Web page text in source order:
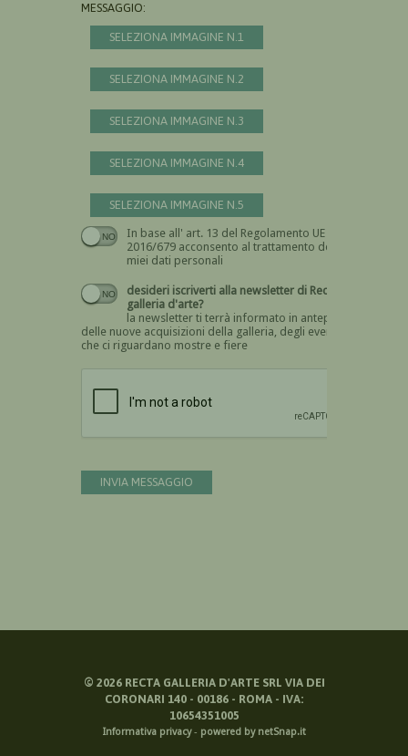
MESSAGGIO:
SELEZIONA IMMAGINE N.1
SELEZIONA IMMAGINE N.2
SELEZIONA IMMAGINE N.3
SELEZIONA IMMAGINE N.4
SELEZIONA IMMAGINE N.5
In base all' art. 13 del Regolamento UE n.
2016/679 acconsento al trattamento dei
miei dati personali
Devi dare il consenso
desideri iscriverti alla newsletter di Recta
galleria d'arte?
la newsletter ti terrà informato in anteprima
delle nuove acquisizioni della galleria, degli eventi
che ci riguardano mostre e fiere
INVIA MESSAGGIO
© 2026RECTA GALLERIA D'ARTE SRL VIA DEI
CORONARI 140 - 00186 - ROMA - IVA:
10654351005
Informativa privacy- powered by netSnap.it